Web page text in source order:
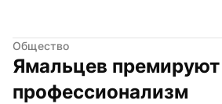
Общество
Ямальцев премируют
профессионализм